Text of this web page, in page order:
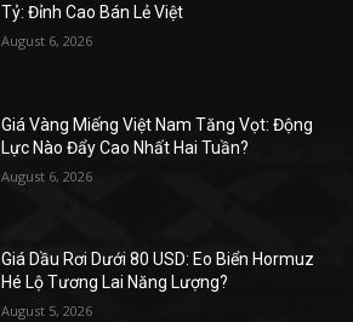
Tỷ: Đỉnh Cao Bán Lẻ Việt
August 6, 2026
Giá Vàng Miếng Việt Nam Tăng Vọt: Động
Lực Nào Đẩy Cao Nhất Hai Tuần?
August 6, 2026
Giá Dầu Rơi Dưới 80 USD: Eo Biển Hormuz
Hé Lộ Tương Lai Năng Lượng?
August 5, 2026